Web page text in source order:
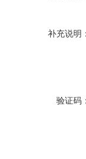
补充说明
验证码